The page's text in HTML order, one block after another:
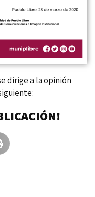
dirige a la opinión